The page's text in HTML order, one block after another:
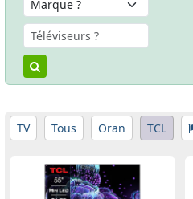
TV Tous Oran TCL